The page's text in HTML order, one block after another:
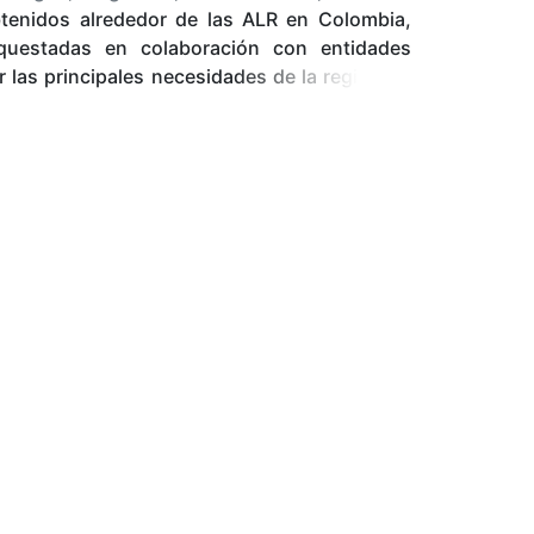
( Editorial CORHUILA,2023
alrededor de las ALR en Colombia,
en colaboración con entidades
principales necesidades de la región en
para fortalecer la competitividad y